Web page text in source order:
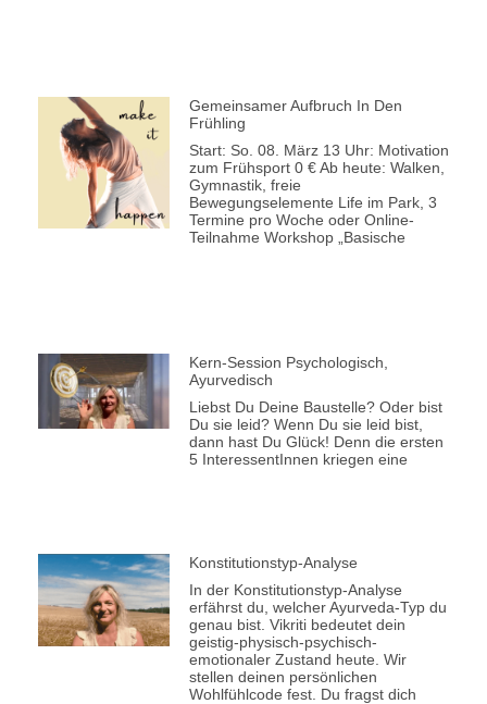
Gemeinsamer Aufbruch In Den
Frühling
Start: So. 08. März 13 Uhr: Motivation
zum Frühsport 0 € Ab heute: Walken,
Gymnastik, freie
Bewegungselemente Life im Park, 3
Termine pro Woche oder Online-
Teilnahme Workshop „Basische
Kern-Session Psychologisch,
Ayurvedisch
Liebst Du Deine Baustelle? Oder bist
Du sie leid? Wenn Du sie leid bist,
dann hast Du Glück! Denn die ersten
5 InteressentInnen kriegen eine
Konstitutionstyp-Analyse
In der Konstitutionstyp-Analyse
erfährst du, welcher Ayurveda-Typ du
genau bist. Vikriti bedeutet dein
geistig-physisch-psychisch-
emotionaler Zustand heute. Wir
stellen deinen persönlichen
Wohlfühlcode fest. Du fragst dich